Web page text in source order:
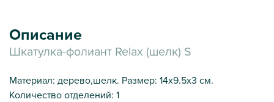
Описание
Шкатулка-фолиант Relax (шелк) S
Материал: дерево,шелк. Размер: 14х9.5х3 см.
Количество отделений: 1